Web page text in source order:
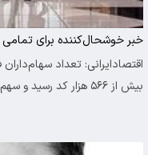
خبر خوشحال‌کننده برای
بیش از ۵۶۶ هزار کد رسید و سهم حقیقی‌ها از معاملات…